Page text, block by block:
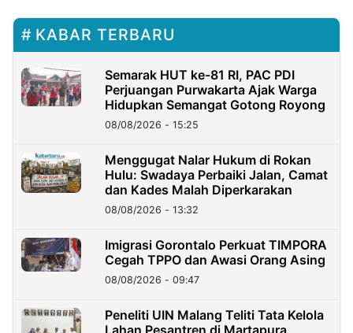
KABAR TERBARU
Semarak HUT ke-81 RI, PAC PDI
Perjuangan Purwakarta Ajak Warga
Hidupkan Semangat Gotong Royong
08/08/2026 - 15:25
Menggugat Nalar Hukum di Rokan
Hulu: Swadaya Perbaiki Jalan, Camat
dan Kades Malah Diperkarakan
08/08/2026 - 13:32
Imigrasi Gorontalo Perkuat TIMPORA
Cegah TPPO dan Awasi Orang Asing
08/08/2026 - 09:47
Peneliti UIN Malang Teliti Tata Kelola
Lahan Pesantren di Martapura